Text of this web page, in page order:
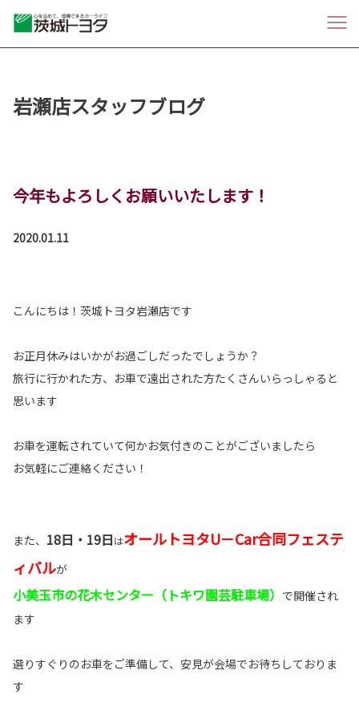
岩瀬店スタッフブログ
今年もよろしくお願いいたします！
2020.01.11
こんにちは！茨城トヨタ岩瀬店です
お正月休みはいかがお過ごしだったでしょうか？
旅行に行かれた方、お車で遠出された方たくさんいらっしゃると
思います
お車を運転されていて何かお気付きのことがございましたら
お気軽にご連絡ください！
また、 18日・19日はオールトヨタU－Car合同フェステ
ィバルが
小美玉市の花木センター（トキワ園芸駐車場） で開催され
ます
選りすぐりのお車をご準備して、安見が会場でお待ちしておりま
す